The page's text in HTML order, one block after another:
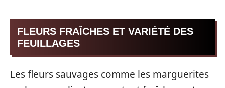
FLEURS FRAÎCHES ET VARIÉTÉ DES
FEUILLAGES
Les fleurs sauvages comme les marguerites